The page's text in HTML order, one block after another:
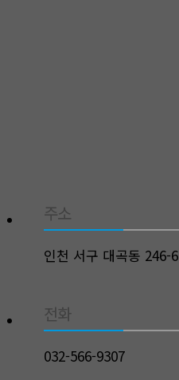
주소
인천 서구 대곡동 246-6
전화
032-566-9307